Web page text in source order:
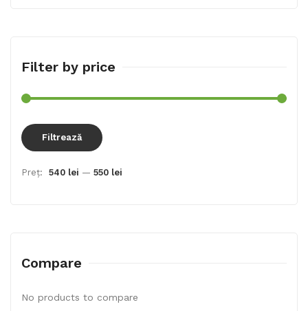
Filter by price
Filtrează
Preț: 540 lei — 550 lei
Compare
No products to compare